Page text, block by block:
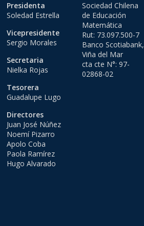
Presidenta
Soledad Estrella
Vicepresidente
Sergio Morales
Secretaria
Nielka Rojas
Tesorera
Guadalupe Lugo
Directores
Juan José Núñez
Noemí Pizarro
Apolo Coba
Paola Ramírez
Hugo Alvarado
Sociedad Chilena
de Educación
Matemática
Rut: 73.097.500-7
Banco Scotiabank,
Viña del Mar
cta cte N°: 97-
02868-02